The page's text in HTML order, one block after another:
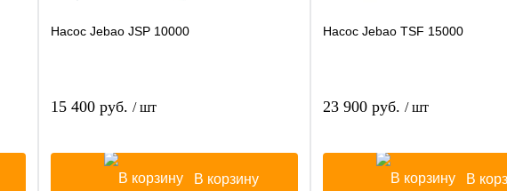
Насос Jebao JSP 10000
15 400 руб. / шт
В корзину
Насос Jebao TSF 15000
23 900 руб. / шт
В